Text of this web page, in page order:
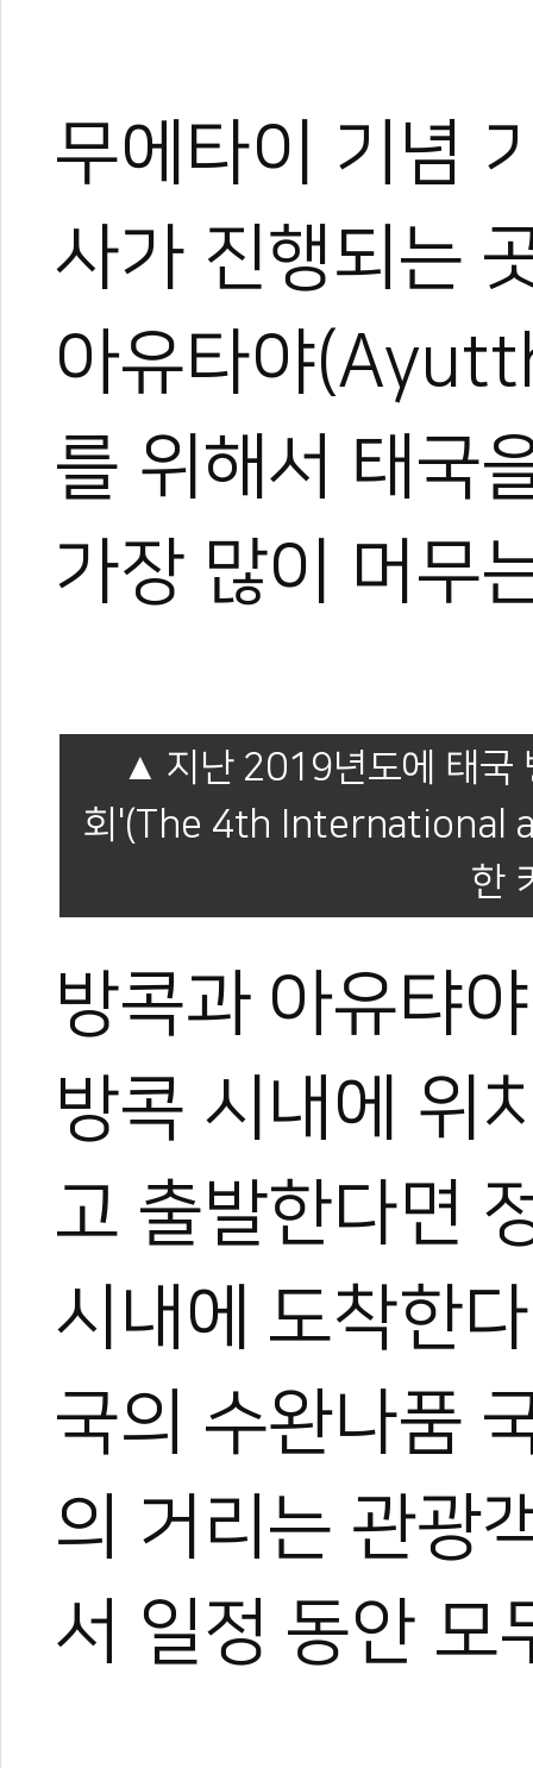
무에타이 기념
사가 진행되는
아유타야
를 위해서 태국
가장 많이 머무
지난 2019년도에 태국
회'(The 4th International
한
방콕과 아유탸
방콕 시내에 위
고 출발한다면
시내에 도착한
국의 수완나품
의 거리는 관광
서 일정 동안 모